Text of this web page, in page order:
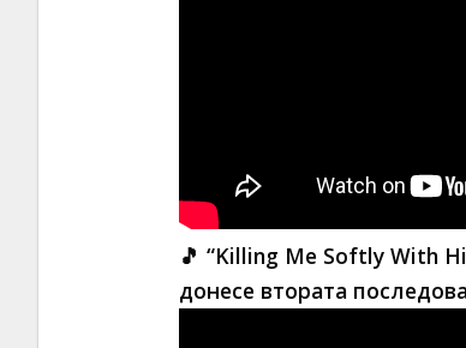
🎵 “Killing Me Softly With
донесе втората